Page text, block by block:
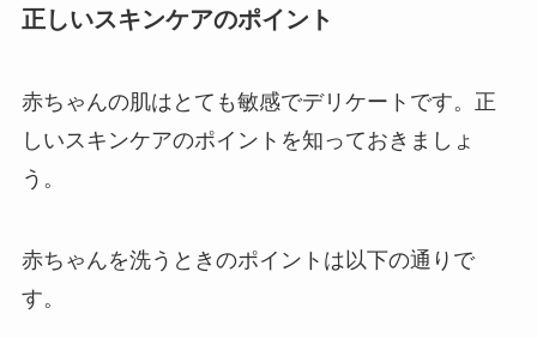
正しいスキンケアのポイント
赤ちゃんの肌はとても敏感でデリケートです。正
しいスキンケアのポイントを知っておきましょ
う。
赤ちゃんを洗うときのポイントは以下の通りで
す。